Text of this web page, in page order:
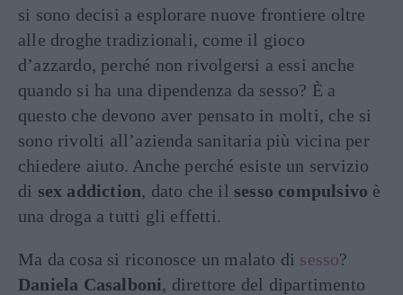
si sono decisi a esplorare nuove frontiere oltre
alle droghe tradizionali, come il gioco
d’azzardo, perché non rivolgersi a essi anche
quando si ha una dipendenza da sesso? È a
questo che devono aver pensato in molti, che si
sono rivolti all’azienda sanitaria più vicina per
chiedere aiuto. Anche perché esiste un servizio
di sex addiction, dato che il sesso compulsivo è
una droga a tutti gli effetti.
Ma da cosa si riconosce un malato di sesso?
Daniela Casalboni, direttore del dipartimento